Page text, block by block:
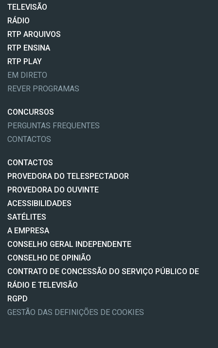
TELEVISÃO
RÁDIO
RTP ARQUIVOS
RTP ENSINA
RTP PLAY
EM DIRETO
REVER PROGRAMAS
CONCURSOS
PERGUNTAS FREQUENTES
CONTACTOS
CONTACTOS
PROVEDORA DO TELESPECTADOR
PROVEDORA DO OUVINTE
ACESSIBILIDADES
SATÉLITES
A EMPRESA
CONSELHO GERAL INDEPENDENTE
CONSELHO DE OPINIÃO
CONTRATO DE CONCESSÃO DO SERVIÇO PÚBLICO DE
RÁDIO E TELEVISÃO
RGPD
GESTÃO DAS DEFINIÇÕES DE COOKIES